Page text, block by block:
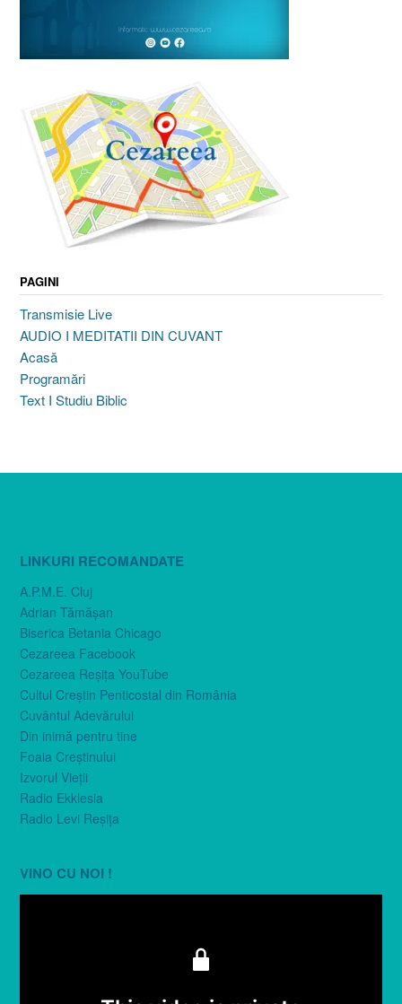
PAGINI
Transmisie Live
AUDIO I MEDITATII DIN CUVANT
Acasă
Programări
Text I Studiu Biblic
LINKURI RECOMANDATE
A.P.M.E. Cluj
Adrian Tămăşan
Biserica Betania Chicago
Cezareea Facebook
Cezareea Reşiţa YouTube
Cultul Creştin Penticostal din România
Cuvântul Adevărului
Din inimă pentru tine
Foaia Creştinului
Izvorul Vieţii
Radio Ekklesia
Radio Levi Reşiţa
VINO CU NOI !